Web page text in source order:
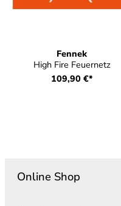
Fennek
High Fire Feuernetz
109,90 €*
Online Shop